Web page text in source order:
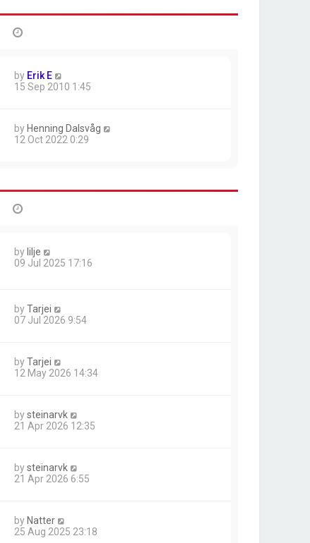
by Erik E
15 Sep 2010 1:45
by Henning Dalsvåg
12 Oct 2022 0:29
by lilje
09 Jul 2025 17:16
byTarjei
07 Jul 2026 9:54
byTarjei
12 May 2026 14:34
bysteinarvk
21 Apr 2026 12:35
bysteinarvk
21 Apr 2026 6:55
by Natter
25 Aug 2025 23:18